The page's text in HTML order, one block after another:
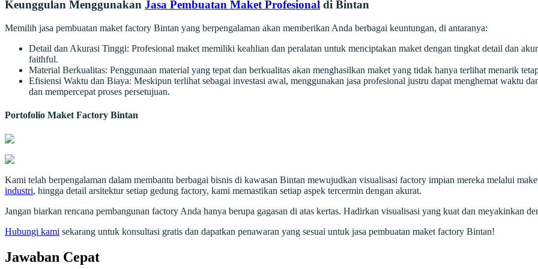
Keunggulan Menggunakan Jasa Pembuatan Maket Profesional di Bintan
Memilih jasa pembuatan maket factory Bintan yang berpengalaman akan memberikan Anda berbagai keuntungan, di antaranya:
Detail dan Akurasi Tinggi: Profesional maket memiliki keahlian dan peralatan untuk menciptakan maket dengan tingkat detail dan
faithful.
Material Berkualitas: Penggunaan material yang tepat dan berkualitas akan menghasilkan maket yang tidak hanya terlihat menarik
Efisiensi Waktu dan Biaya: Meskipun terlihat sebagai investasi awal, menggunakan jasa profesional justru dapat menghemat waktu
dan mempercepat proses persetujuan.
Portofolio Maket Factory Bintan
Kami telah berpengalaman dalam membantu berbagai bisnis di kawasan Bintan mewujudkan visualisasi factory impian mereka melalui
industri, hingga detail arsitektur setiap gedung factory, kami memastikan setiap aspek tercermin dengan akurat.
Jangan biarkan rencana pembangunan factory Anda hanya berupa gagasan di atas kertas. Hadirkan visualisasi yang kuat dan meyakinkan
Hubungi kami sekarang untuk konsultasi gratis dan dapatkan penawaran yang sesuai untuk jasa pembuatan maket factory Bintan!
Jawaban Cepat